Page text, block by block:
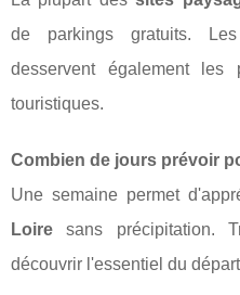
de parkings gratuits.
desservent également les
touristiques.
Combien de jours prévoir
Une semaine permet
Loire sans précipitation.
découvrir l'essentiel du